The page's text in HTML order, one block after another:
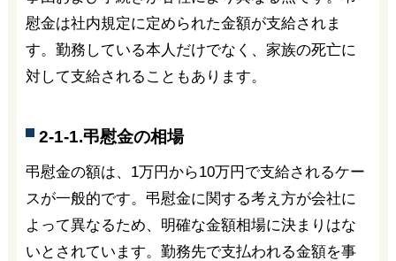
慰金は社内規定に定められた金額が支給されま
す。勤務している本人だけでなく、家族の死亡に
対して支給されることもあります。
2-1-1.弔慰金の相場
弔慰金の額は、1万円から10万円で支給されるケー
スが一般的です。弔慰金に関する考え方が会社に
よって異なるため、明確な金額相場に決まりはな
いとされています。勤務先で支払われる金額を事